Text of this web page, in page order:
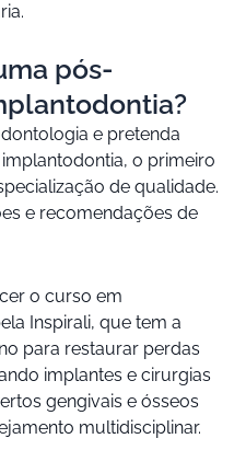
pós-
e pretenda
o primeiro
de qualidade.
e recomendações de
o curso em
Inspirali, que tem a
para restaurar perdas
implantes e cirurgias
gengivais e ósseos
multidisciplinar.